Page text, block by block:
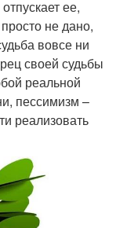
ее,
не дано,
вовсе ни
своей судьбы
реальной
пессимизм –
реализовать